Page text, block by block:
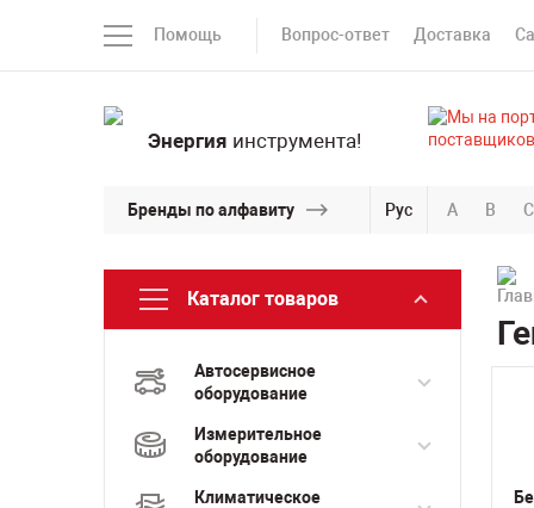
Помощь Вопрос-ответ Доставка
Энергия инструмента!
Бренды по алфавиту Рус A B C
Каталог товаров
Автосервисное
оборудование
Измерительное
оборудование
Климатическое